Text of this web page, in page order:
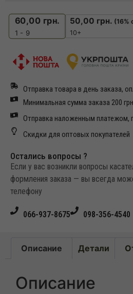
60,00 грн.
1 - 9
50,00 грн. (16%
10+
Отправка товара в день заказа,
Минимальная сумма заказа 200
Отправка наложенным платежом,
Скидки для оптовых покупателей
Остались вопросы ?
Если у вас возникли вопросы
формления заказа — вы всегда
телефону
066-937-8675 098-356-4540
Описание Детали
Описание